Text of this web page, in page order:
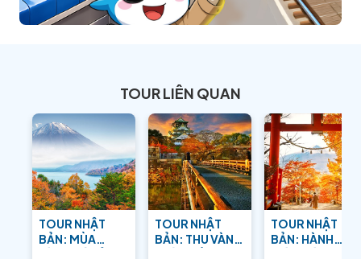
TOUR LIÊN QUAN
TOUR NHẬT
BẢN: MÙA
TOUR NHẬT
BẢN: THU VÀNG
TOUR NHẬT
BẢN: HÀNH